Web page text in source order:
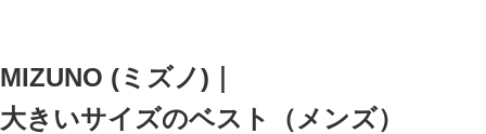
MIZUNO (ミズノ)｜
大きいサイズのベスト（メンズ）